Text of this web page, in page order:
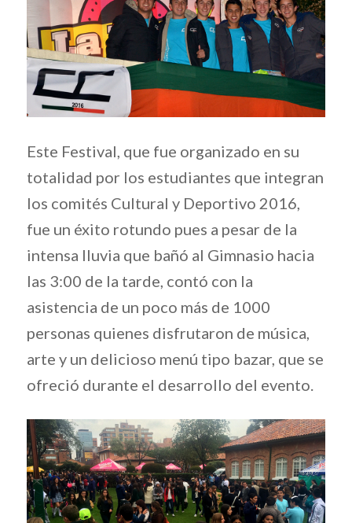
Este Festival, que fue organizado en su
totalidad por los estudiantes que integran
los comités Cultural y Deportivo 2016,
fue un éxito rotundo pues a pesar de la
intensa lluvia que bañó al Gimnasio hacia
las 3:00 de la tarde, contó con la
asistencia de un poco más de 1000
personas quienes disfrutaron de música,
arte y un delicioso menú tipo bazar, que se
ofreció durante el desarrollo del evento.